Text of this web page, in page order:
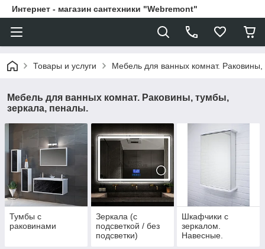
Интернет - магазин сантехники "Webremont"
Товары и услуги Мебель для ванных комнат.
Мебель для ванных комнат. Раковины, тумбы,
зеркала, пеналы.
Тумбы с
раковинами
Зеркала (с
подсветкой / без
подсветки)
Шкафчики с
зеркалом.
Навесные.